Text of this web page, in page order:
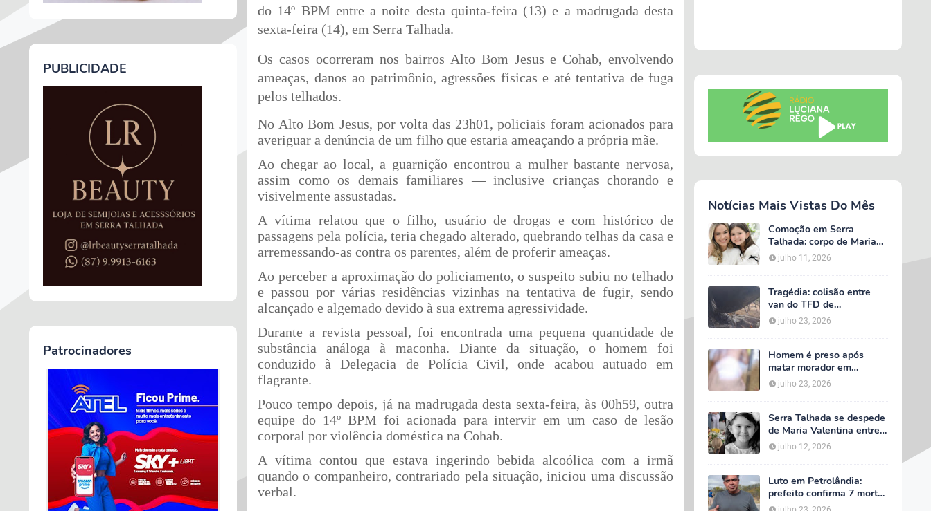
PUBLICIDADE
Patrocinadores
do 14º BPM entre a noite desta quinta-feira (13) e a madrugada desta
sexta-feira (14), em Serra Talhada.
Os casos ocorreram nos bairros Alto Bom Jesus e Cohab, envolvendo
ameaças, danos ao patrimônio, agressões físicas e até tentativa de fuga
pelos telhados.
No Alto Bom Jesus, por volta das 23h01, policiais foram acionados para
averiguar a denúncia de um filho que estaria ameaçando a própria mãe.
Ao chegar ao local, a guarnição encontrou a mulher bastante nervosa,
assim como os demais familiares — inclusive crianças chorando e
visivelmente assustadas.
A vítima relatou que o filho, usuário de drogas e com histórico de
passagens pela polícia, teria chegado alterado, quebrando telhas da casa e
arremessando-as contra os parentes, além de proferir ameaças.
Ao perceber a aproximação do policiamento, o suspeito subiu no telhado
e passou por várias residências vizinhas na tentativa de fugir, sendo
alcançado e algemado devido à sua extrema agressividade.
Durante a revista pessoal, foi encontrada uma pequena quantidade de
substância análoga à maconha. Diante da situação, o homem foi
conduzido à Delegacia de Polícia Civil, onde acabou autuado em
flagrante.
Pouco tempo depois, já na madrugada desta sexta-feira, às 00h59, outra
equipe do 14º BPM foi acionada para intervir em um caso de lesão
corporal por violência doméstica na Cohab.
A vítima contou que estava ingerindo bebida alcoólica com a irmã
quando o companheiro, contrariado pela situação, iniciou uma discussão
verbal.
Notícias Mais Vistas Do Mês
Comoção em Serra
Talhada: corpo de Maria
Valentina é liberado e
velório começa às 5h
julho 11, 2026
Tragédia: colisão entre
van do TFD de
Petrolândia e caminhão
deixa sete mortos em
julho 23, 2026
Homem é preso após
matar morador em
situação de rua e espalhar
sal sobre o corpo em
julho 23, 2026
Serra Talhada se despede
de Maria Valentina entre
lágrimas, louvores e uma
multidão que caminhou ao
julho 12, 2026
Luto em Petrolândia:
prefeito confirma 7 mortes
e 4 feridos em tragédia